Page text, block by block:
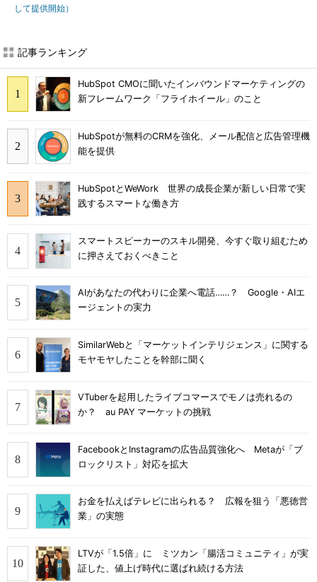
して提供開始）
記事ランキング
HubSpot CMOに聞いたインバウンドマーケティングの
新フレームワーク「フライホイール」のこと
HubSpotが無料のCRMを強化、メール配信と広告管理機
能を提供
HubSpotとWeWork 世界の成長企業が新しい日常で実
践するスマートな働き方
スマートスピーカーのスキル開発、今すぐ取り組むため
に押さえておくべきこと
AIがあなたの代わりに企業へ電話……？ Google・AIエ
ージェントの実力
SimilarWebと「マーケットインテリジェンス」に関する
モヤモヤしたことを幹部に聞く
VTuberを起用したライブコマースでモノは売れるの
か？ au PAY マーケットの挑戦
FacebookとInstagramの広告品質強化へ Metaが「ブ
ロックリスト」対応を拡大
お金を払えばテレビに出られる？ 広報を狙う「悪徳営
業」の実態
LTVが「1.5倍」に ミツカン「腸活コミュニティ」が実
証した、値上げ時代に選ばれ続ける方法